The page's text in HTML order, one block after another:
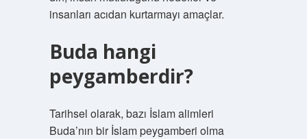
insanları acıdan kurtarmayı amaçlar.
Buda hangi
peygamberdir?
Tarihsel olarak, bazı İslam alimleri
Buda’nın bir İslam peygamberi olma